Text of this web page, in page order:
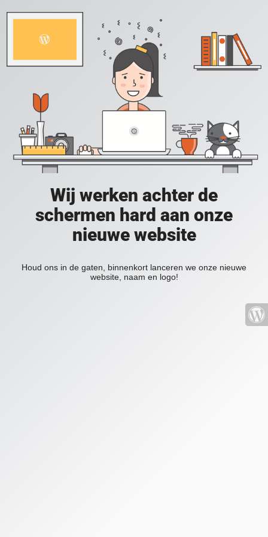
Wij werken achter de
schermen hard aan onze
nieuwe website
Houd ons in de gaten, binnenkort lanceren we onze nieuwe
website, naam en logo!